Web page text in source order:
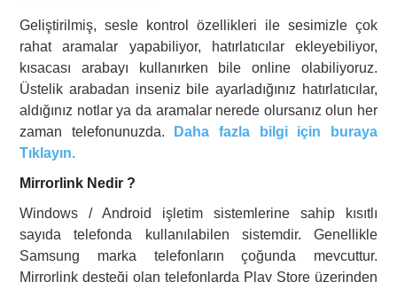
Geliştirilmiş, sesle kontrol özellikleri ile sesimizle çok
rahat aramalar yapabiliyor, hatırlatıcılar ekleyebiliyor,
kısacası arabayı kullanırken bile online olabiliyoruz.
Üstelik arabadan inseniz bile ayarladığınız hatırlatıcılar,
aldığınız notlar ya da aramalar nerede olursanız olun her
zaman telefonunuzda.
Daha fazla bilgi için buraya
Tıklayın.
Mirrorlink Nedir ?
Windows / Android işletim sistemlerine sahip kısıtlı
sayıda telefonda kullanılabilen sistemdir. Genellikle
Samsung marka telefonların çoğunda mevcuttur.
Mirrorlink desteği olan telefonlarda Play Store üzerinden